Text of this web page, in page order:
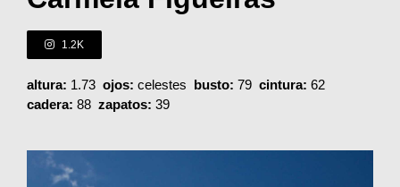
1.2K
altura: 1.73 ojos: celestes busto: 79 cintura: 62
cadera: 88 zapatos: 39